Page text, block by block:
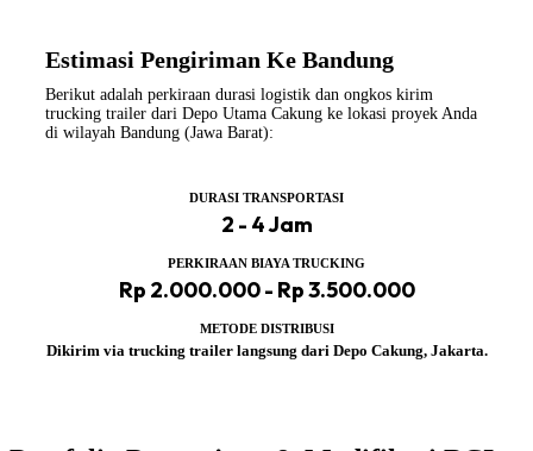
Estimasi Pengiriman Ke Bandung
Berikut adalah perkiraan durasi logistik dan ongkos kirim
trucking trailer dari Depo Utama Cakung ke lokasi proyek Anda
di wilayah Bandung (Jawa Barat):
DURASI TRANSPORTASI
2 - 4 Jam
PERKIRAAN BIAYA TRUCKING
Rp 2.000.000 - Rp 3.500.000
METODE DISTRIBUSI
Dikirim via trucking trailer langsung dari Depo Cakung, Jakarta.